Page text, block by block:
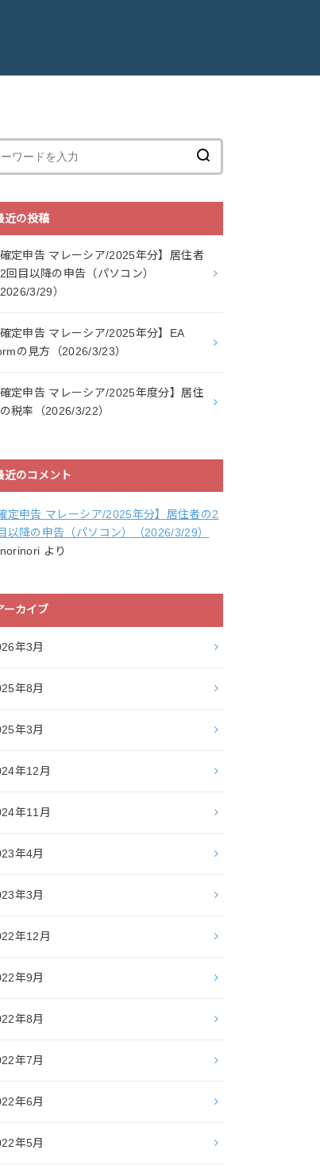
近の投稿
確定申告 マレーシア/2025年分】居住者
回目以降の申告（パソコン）
2026/3/29）
確定申告 マレーシア/2025年分】EA
の見方（2026/3/23）
確定申告 マレーシア/2025年度分】居住
税率（2026/3/22）
近のコメント
確定申告 マレーシア/2025年分】居住者の2
以降の申告（パソコン）（2026/3/29）
norinori より
ーカイブ
年3月
年8月
年3月
年12月
年11月
年4月
年3月
年12月
年9月
年8月
年7月
年6月
年5月